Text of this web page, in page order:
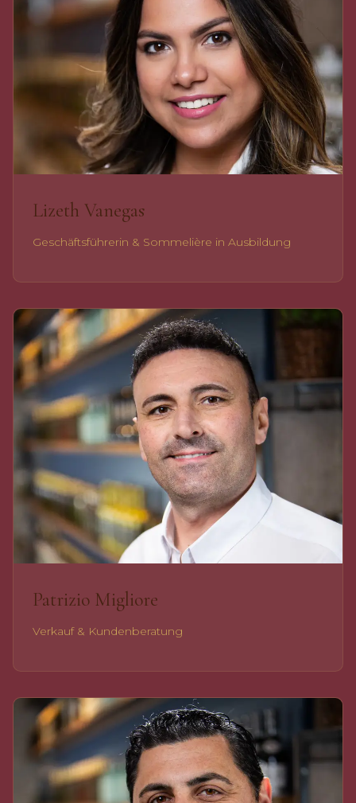
Lizeth Vanegas
Geschäftsführerin & Sommelière in Ausbildung
Patrizio Migliore
Verkauf & Kundenberatung